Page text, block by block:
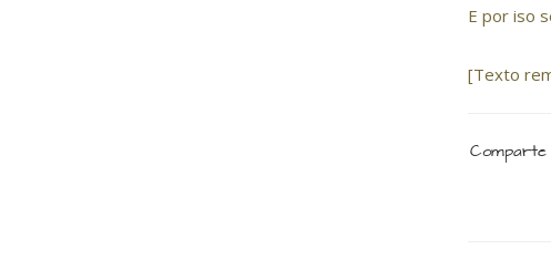
E por iso
[Texto
Comparte